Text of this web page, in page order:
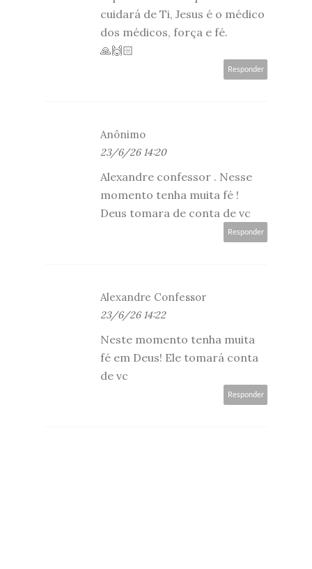
cuidará de Ti, Jesus é o médico
dos médicos, força e fé.
🙏🙌🏻
Responder
Anônimo
23/6/26 14:20
Alexandre confessor . Nesse
momento tenha muita fé !
Deus tomara de conta de vc
Responder
Alexandre Confessor
23/6/26 14:22
Neste momento tenha muita
fé em Deus! Ele tomará conta
de vc
Responder